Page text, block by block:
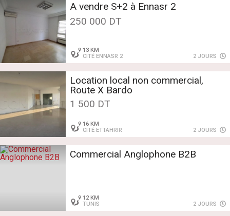
A vendre S+2 à Ennasr 2
250 000 DT
13 KM
CITÉ ENNASR 2
2 JOURS
Location local non commercial,
Route X Bardo
1 500 DT
16 KM
CITÉ ETTAHRIR
2 JOURS
Commercial Anglophone B2B
12 KM
TUNIS
2 JOURS